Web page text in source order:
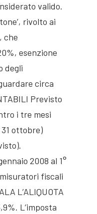
valido.
rivolto ai
che
esenzione
degli
circa
Previsto
i tre mesi
ottobre)
2008 al 1°
fiscali
L’ALIQUOTA
L’imposta